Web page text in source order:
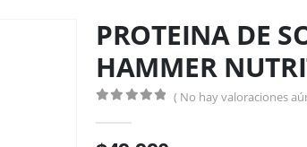
PROTEINA DE
HAMMER
( No hay valoraciones